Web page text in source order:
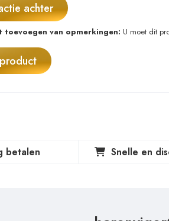
achter
toevoegen van opmerkingen: U moet dit
betalen Snelle en